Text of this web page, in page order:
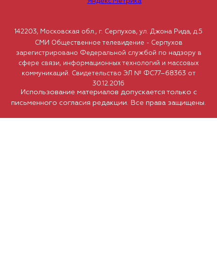
Использование материалов допускается только с
письменного согласия редакции. Все права защищены.
142203, Московская обл., г. Серпухов, ул. Джона Рида, д.5
СМИ Общественное телевидение - Серпухов
зарегистрировано Федеральной службой по надзору в
сфере связи, информационных технологий и массовых
коммуникаций. Свидетельство ЭЛ № ФС77–68363 от
30.12.2016